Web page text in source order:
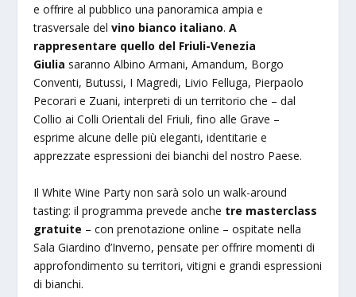
e offrire al pubblico una panoramica ampia e
trasversale delvino bianco italiano.A
rappresentare quello del Friuli-Venezia
Giulia saranno Albino Armani, Amandum, Borgo
Conventi, Butussi, I Magredi, Livio Felluga, Pierpaolo
Pecorari e Zuani, interpreti di un territorio che – dal
Collio ai Colli Orientali del Friuli, fino alle Grave –
esprime alcune delle più eleganti, identitarie e
apprezzate espressioni dei bianchi del nostro Paese.
Il White Wine Party non sarà solo un walk-around
tasting: il programma prevede anche tre masterclass
gratuite – con prenotazione online – ospitate nella
Sala Giardino d’Inverno, pensate per offrire momenti di
approfondimento su territori, vitigni e grandi espressioni
di bianchi.